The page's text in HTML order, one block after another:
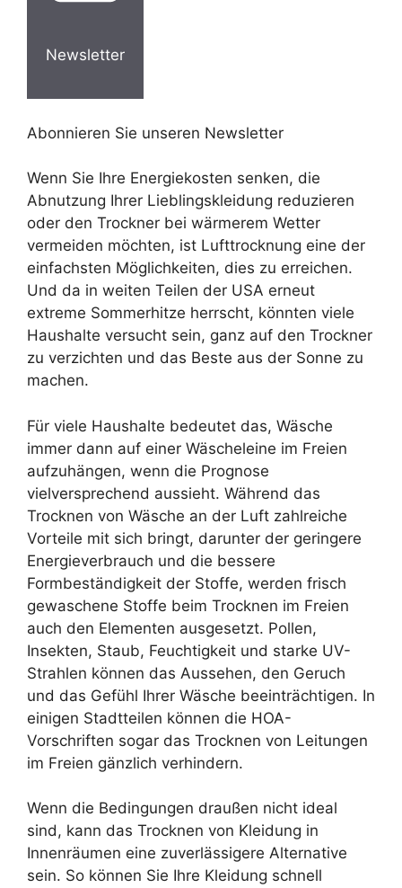
Newsletter
Abonnieren Sie unseren Newsletter
Wenn Sie Ihre Energiekosten senken, die
Abnutzung Ihrer Lieblingskleidung reduzieren
oder den Trockner bei wärmerem Wetter
vermeiden möchten, ist Lufttrocknung eine der
einfachsten Möglichkeiten, dies zu erreichen.
Und da in weiten Teilen der USA erneut
extreme Sommerhitze herrscht, könnten viele
Haushalte versucht sein, ganz auf den Trockner
zu verzichten und das Beste aus der Sonne zu
machen.
Für viele Haushalte bedeutet das, Wäsche
immer dann auf einer Wäscheleine im Freien
aufzuhängen, wenn die Prognose
vielversprechend aussieht. Während das
Trocknen von Wäsche an der Luft zahlreiche
Vorteile mit sich bringt, darunter der geringere
Energieverbrauch und die bessere
Formbeständigkeit der Stoffe, werden frisch
gewaschene Stoffe beim Trocknen im Freien
auch den Elementen ausgesetzt. Pollen,
Insekten, Staub, Feuchtigkeit und starke UV-
Strahlen können das Aussehen, den Geruch
und das Gefühl Ihrer Wäsche beeinträchtigen. In
einigen Stadtteilen können die HOA-
Vorschriften sogar das Trocknen von Leitungen
im Freien gänzlich verhindern.
Wenn die Bedingungen draußen nicht ideal
sind, kann das Trocknen von Kleidung in
Innenräumen eine zuverlässigere Alternative
sein. So können Sie Ihre Kleidung schnell